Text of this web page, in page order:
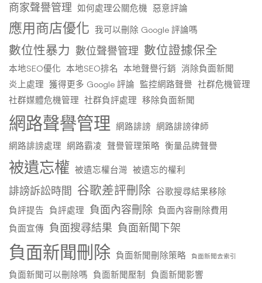
商家聲譽管理 如何處理公關危機 惡意評論
應用商店優化 我可以刪除 Google 評論嗎
數位性暴力 數位聲譽管理 數位證據保全
本地SEO優化 本地SEO排名 本地聲譽行銷 消除負面新聞
炎上處理 獲得更多 Google 評論 監控網路聲譽 社群危機管理
社群媒體危機管理 社群負評處理 移除負面新聞
網路聲譽管理 網路誹謗 網路誹謗律師
網路誹謗處理 網路霸凌 聲譽管理策略 衡量品牌聲譽
被遺忘權 被遺忘權台灣 被遺忘的權利
誹謗訴訟時間 谷歌差評刪除 谷歌搜尋結果移除
負評提告 負評處理 負面內容刪除 負面內容刪除費用
負面宣傳 負面搜尋結果 負面新聞下架
負面新聞刪除 負面新聞刪除策略 負面新聞去索引
負面新聞可以刪除嗎 負面新聞壓制 負面新聞影響